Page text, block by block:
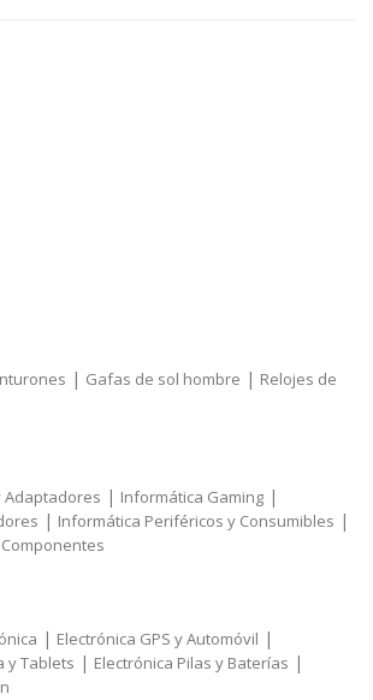
| Gafas de sol hombre | Relojes de
Adaptadores | Informática Gaming |
| Informática Periféricos y Consumibles |
| Electrónica GPS y Automóvil |
y Tablets | Electrónica Pilas y Baterías |